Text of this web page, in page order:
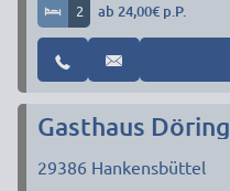
2 ab 24,00€ p.P.
Gasthaus Döring
29386 Hankensbüttel